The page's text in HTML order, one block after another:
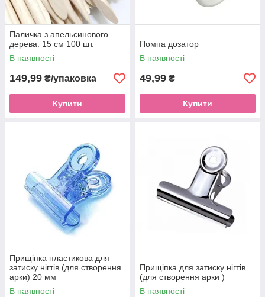
Паличка з апельсинового
дерева. 15 см 100 шт.
В наявності
149,99 ₴/упаковка
Купити
Помпа дозатор
В наявності
49,99 ₴
Купити
Прищіпка пластикова для
затиску нігтів (для створення
арки) 20 мм
В наявності
Прищіпка для затиску нігтів
(для створення арки )
В наявності